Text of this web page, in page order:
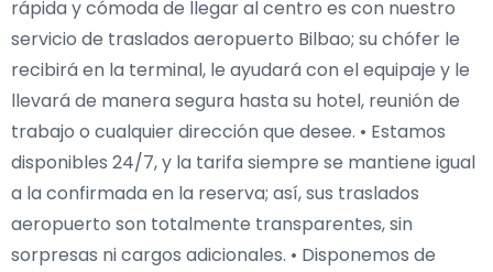
rápida y cómoda de llegar al centro es con nuestro
servicio de traslados aeropuerto Bilbao; su chófer le
recibirá en la terminal, le ayudará con el equipaje y le
llevará de manera segura hasta su hotel, reunión de
trabajo o cualquier dirección que desee. • Estamos
disponibles 24/7, y la tarifa siempre se mantiene igual
a la confirmada en la reserva; así, sus traslados
aeropuerto son totalmente transparentes, sin
sorpresas ni cargos adicionales. • Disponemos de